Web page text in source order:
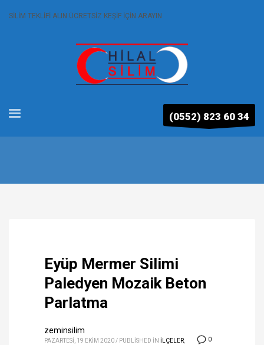
SİLİM TEKLİFİ ALIN ÜCRETSİZ KEŞİF İÇİN ARAYIN
(0552) 823 60 34
Eyüp Mermer Silimi
Paledyen Mozaik Beton
Parlatma
0
zeminsilim
PAZARTESI, 19 EKIM 2020 / PUBLISHED IN İLÇELER